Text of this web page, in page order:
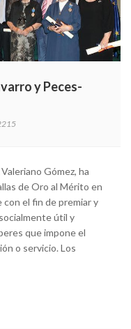
y Peces-
Gómez, ha
de Oro al Mérito en
con el fin de premiar y
útil y
que impone el
o servicio. Los